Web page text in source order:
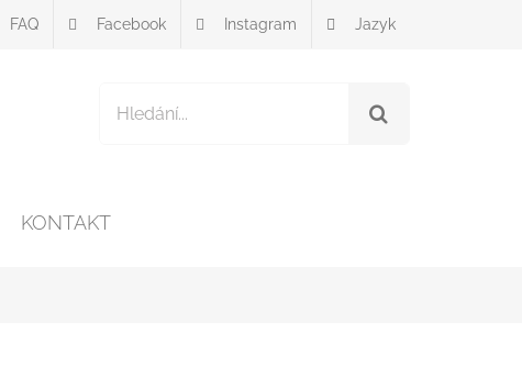
FAQ Facebook Instagram Jazyk
pro:
KONTAKT